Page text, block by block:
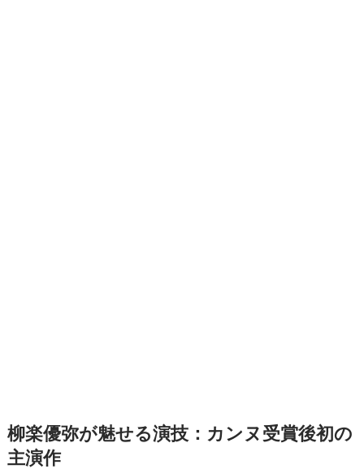
柳楽優弥が魅せる演技：カンヌ受賞後初の
主演作